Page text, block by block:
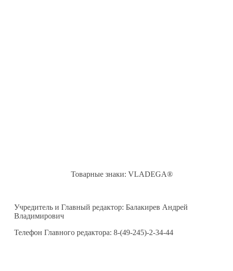
Товарные знаки: VLADEGA®
Учредитель и Главный редактор: Балакирев Андрей
Владимирович
Телефон Главного редактора: 8-(49-245)-2-34-44